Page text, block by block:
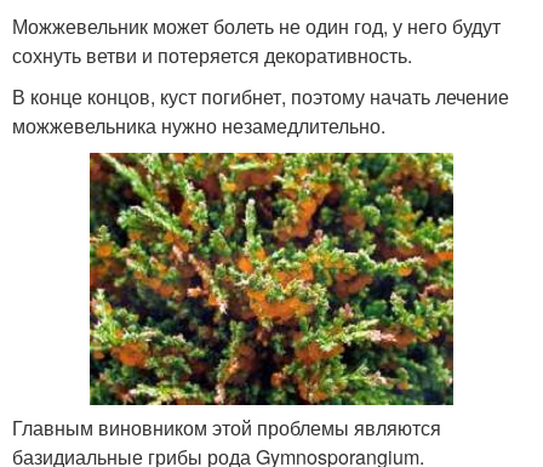
Можжевельник может болеть не один год, у него будут
сохнуть ветви и потеряется декоративность.
В конце концов, куст погибнет, поэтому начать лечение
можжевельника нужно незамедлительно.
Главным виновником этой проблемы являются
базидиальные грибы рода Gymnosporangium.